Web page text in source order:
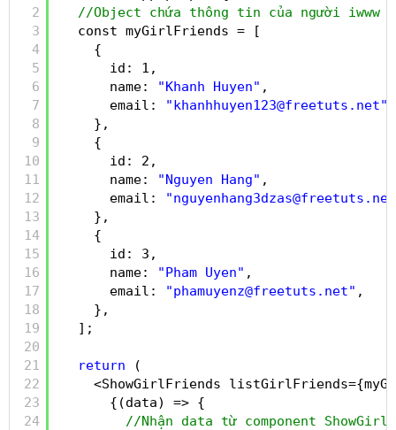
2
3
4
5
6
7
8
9
10
11
12
13
14
15
16
17
18
19
20
21
22
23
24
//Object chứa thông tin của người iwww
const myGirlFriends = [
{
id: 1,
name:
"Khanh Huyen" ,
email:
"khanhhuyen123@freetuts.net"
},
{
id: 2,
name:
"Nguyen Hang" ,
email:
},
{
id: 3,
name:
"Pham Uyen" ,
email:
"phamuyenz@freetuts.net" ,
},
];
return
(
<ShowGirlFriends
{(data) => {
//Nhận data từ component